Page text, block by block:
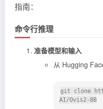
指南：
命令行推理
准备模型和输入
从 Hugging
git clone